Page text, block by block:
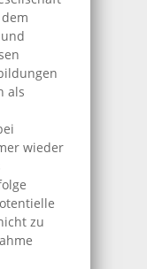
als
wieder
zu